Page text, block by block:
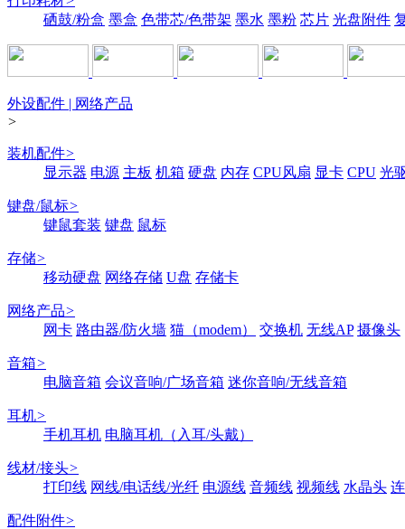
硒鼓/粉盒 墨盒 色带芯/色带架 墨水 墨粉 芯片 光盘附件
外设配件 | 网络产品
>
装机配件>
显示器 电源 主板 机箱 硬盘 内存 CPU风扇 显卡 CPU 光
键盘/鼠标>
键鼠套装 键盘 鼠标
存储>
移动硬盘 网络存储 U盘 存储卡
网络产品>
网卡 路由器/防火墙 猫（modem） 交换机 无线AP 摄像头
音箱>
电脑音箱 会议音响/广场音箱 迷你音响/无线音箱
耳机>
手机耳机 电脑耳机（入耳/头戴）
线材/接头>
打印线 网线/电话线/光纤 电源线 音频线 视频线 水晶头
配件附件>